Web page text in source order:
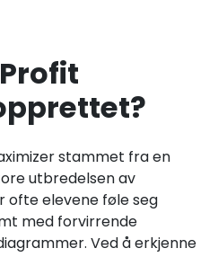
stammet fra en
utbredelsen av
ofte elevene føle seg
med forvirrende
Ved å erkjenne